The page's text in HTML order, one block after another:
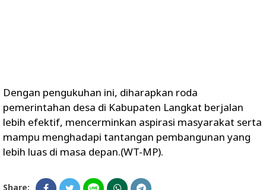
Dengan pengukuhan ini, diharapkan roda
pemerintahan desa di Kabupaten Langkat berjalan
lebih efektif, mencerminkan aspirasi masyarakat serta
mampu menghadapi tantangan pembangunan yang
lebih luas di masa depan.(WT-MP).
Share: